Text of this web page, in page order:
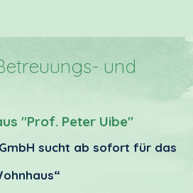
und
"Prof. Peter Uibe"
sucht ab sofort für das